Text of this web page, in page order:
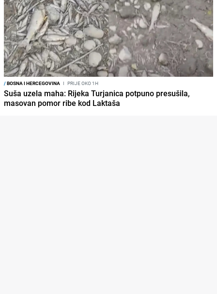
/BOSNA I HERCEGOVINA I PRIJE OKO 1H
Suša uzela maha: Rijeka Turjanica potpuno presušila,
masovan pomor ribe kod Laktaša